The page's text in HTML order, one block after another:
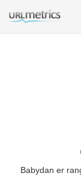
Babydan er